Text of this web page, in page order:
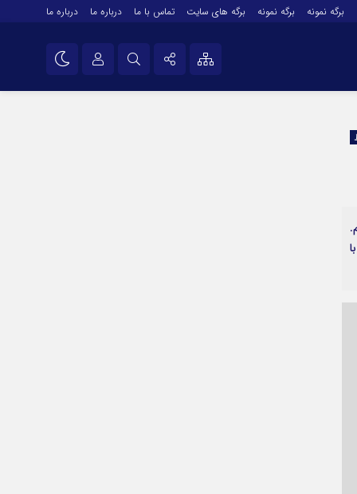
برگه نمونه برگه نمونه برگه های سایت تماس با ما درباره ما درباره ما
با